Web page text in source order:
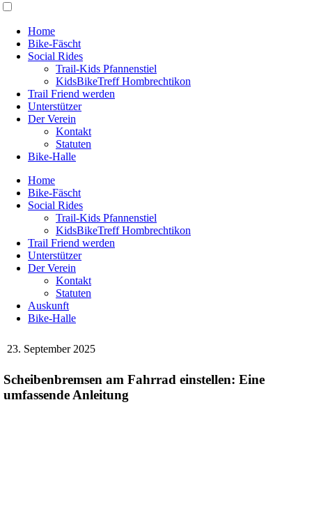
Home
Bike-Fäscht
Social Rides
Trail-Kids Pfannenstiel
KidsBikeTreff Hombrechtikon
Trail Friend werden
Unterstützer
Der Verein
Kontakt
Statuten
Bike-Halle
Home
Bike-Fäscht
Social Rides
Trail-Kids Pfannenstiel
KidsBikeTreff Hombrechtikon
Trail Friend werden
Unterstützer
Der Verein
Kontakt
Statuten
Auskunft
Bike-Halle
23. September 2025
Scheibenbremsen am Fahrrad einstellen: Eine
umfassende Anleitung